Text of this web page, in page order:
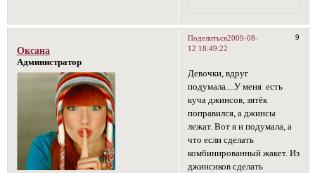
Поделиться 9
2009-08-
12 18:49:22
Оксана
Администратор
Девочки, вдруг
подумала....У меня есть
куча джинсов, зятёк
поправился, а джинсы
лежат. Вот я и подумала, а
что если сделать
комбинированный жакет. Из
джинсиков сделать